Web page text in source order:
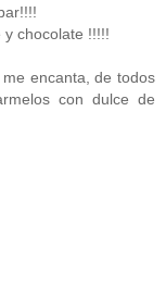
chocolate !!!!!
encanta, de todos
con dulce de